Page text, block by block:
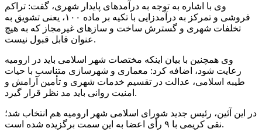
وی با اشاره به توجه به درآمدهای پایدار شهری، گفت: تراکم
فروشی و تمرکز به درآمدزایی با تکیه بر ماده ۱۰۰، یعنی تشویق به
تخلفات شهری و گسترش ساخت و سازهای غیرمجاز که به هیچ
عنوان قابل قبول نیست.
وی همچنین با بیان اینکه مختصات شهر اسلامی باید در ارومیه
رعایت شود، اضافه کرد: معماری و شهرسازی متناسب با حیات
طیبه اسلامی، عدالت در تقسیم خدمات شهری و تأمین آرامش و
امنیت روانی باید مد نظر قرار گیرد.
در این آئین، رئیس جدید شورای اسلامی شهر ارومیه هم انتخاب شد؛
نقی کریمی با ۹ رأی اعضا به این سمت برگزیده شده است.